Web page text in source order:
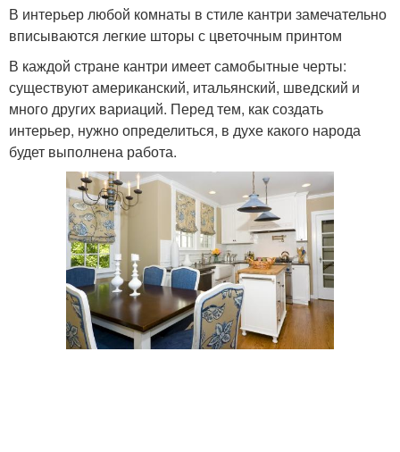
В интерьер любой комнаты в стиле кантри замечательно
вписываются легкие шторы с цветочным принтом
В каждой стране кантри имеет самобытные черты:
существуют американский, итальянский, шведский и
много других вариаций. Перед тем, как создать
интерьер, нужно определиться, в духе какого народа
будет выполнена работа.